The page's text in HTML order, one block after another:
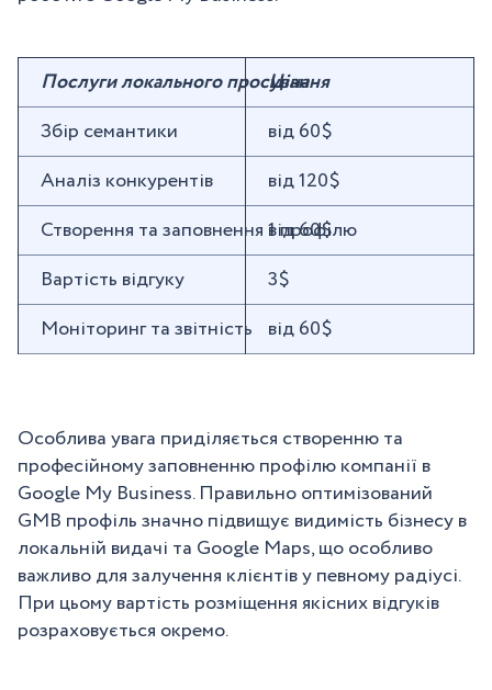
Послуги локального просування
Ціна
Збір семантики
від 60$
Аналіз конкурентів
від 120$
Створення та заповнення 1 профілю
від 60$
Вартість відгуку
3$
Моніторинг та звітність
від 60$
Особлива увага приділяється створенню та
професійному заповненню профілю компанії в
Google My Business. Правильно оптимізований
GMB профіль значно підвищує видимість бізнесу в
локальній видачі та Google Maps, що особливо
важливо для залучення клієнтів у певному радіусі.
При цьому вартість розміщення якісних відгуків
розраховується окремо.